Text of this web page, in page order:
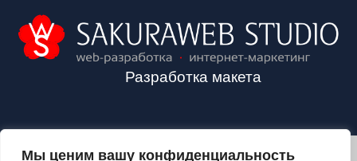
Мы ценим вашу конфиденциальность
Разработка макета